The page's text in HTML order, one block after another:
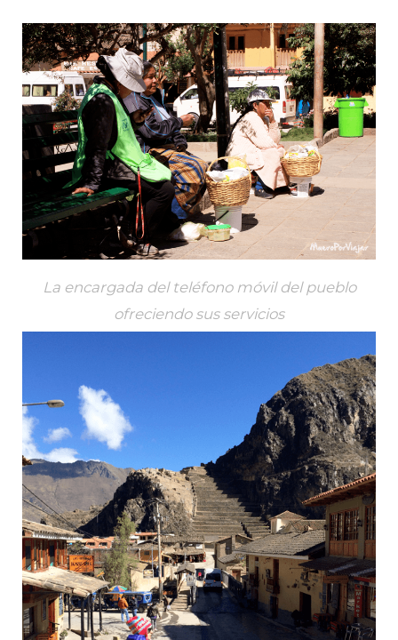
La encargada del teléfono móvil del pueblo
ofreciendo sus servicios